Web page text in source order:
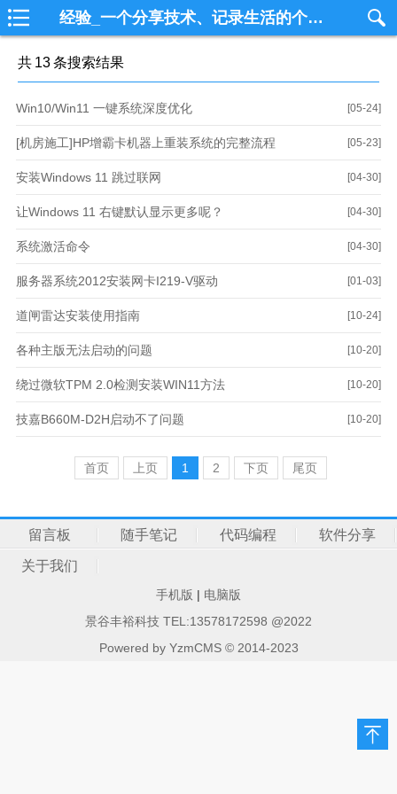
经验_一个分享技术、记录生活的个人技术博客一个分享技术、记录生活的个人技术博客
共 13条搜索结果
[05-24]
Win10/Win11 一键系统深度优化
[05-23]
[机房施工]HP增霸卡机器上重装系统的完整流程
[04-30]
安装Windows 11 跳过联网
[04-30]
让Windows 11 右键默认显示更多呢？
[04-30]
系统激活命令
[01-03]
服务器系统2012安装网卡I219-V驱动
[10-24]
道闸雷达安装使用指南
[10-20]
各种主版无法启动的问题
[10-20]
绕过微软TPM 2.0检测安装WIN11方法
[10-20]
技嘉B660M-D2H启动不了问题
首页 上页 1 2 下页 尾页
留言板 随手笔记 代码编程 软件分享
关于我们
手机版 | 电脑版
景谷丰裕科技 TEL:13578172598 @2022
Powered by YzmCMS© 2014-2023